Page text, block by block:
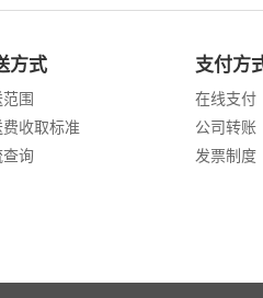
方式
围
费收取标准
询
支付方
在线支付
公司转账
发票制度